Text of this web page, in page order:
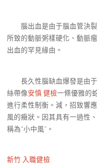
腦出血是由于腦血管決裂
所致的動脈粥樣硬化、動脈
出血的罕見緣由。
長久性腦缺血爆發是由于
絲帶像安慎 健檢一條優雅的
進行柔性制衡。減，招致響
風的癥狀。因其具有一過性
稱為“小中風”。
新竹 入職健檢